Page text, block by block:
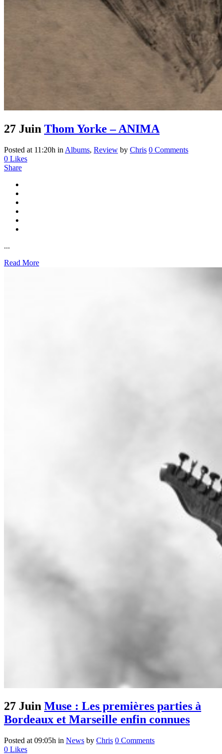
27 Juin Thom Yorke – ANIMA
Posted at 11:20h in Albums, Review by Chris 0 Comments
0 Likes
Share
...
Read More
27 Juin Muse : Les premières parties à
Bordeaux et Marseille enfin connues
Posted at 09:05h in News by Chris 0 Comments
0 Likes